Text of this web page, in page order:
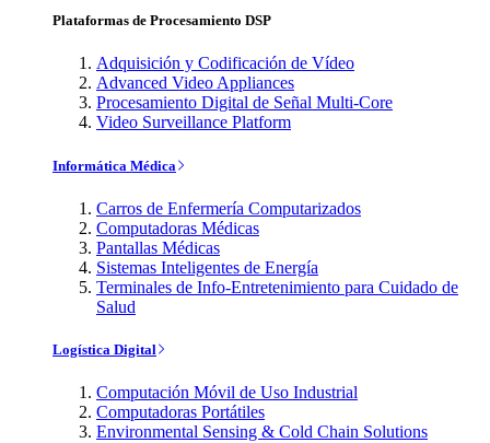
Plataformas de Procesamiento DSP
Adquisición y Codificación de Vídeo
Advanced Video Appliances
Procesamiento Digital de Señal Multi-Core
Video Surveillance Platform
Informática Médica
Carros de Enfermería Computarizados
Computadoras Médicas
Pantallas Médicas
Sistemas Inteligentes de Energía
Terminales de Info-Entretenimiento para Cuidado de
Salud
Logística Digital
Computación Móvil de Uso Industrial
Computadoras Portátiles
Environmental Sensing & Cold Chain Solutions